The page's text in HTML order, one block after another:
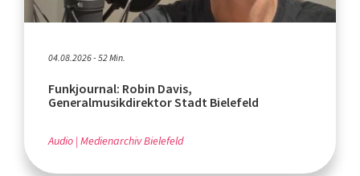
04.08.2026 - 52 Min.
Funkjournal: Robin Davis,
Generalmusikdirektor Stadt Bielefeld
Audio Medienarchiv Bielefeld